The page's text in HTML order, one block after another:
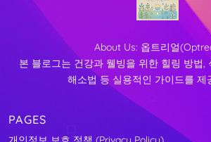
About Us: 옵트리얼
본 블로그는 건강과 웰빙을 위한 힐링 방법,
해소법 등 실용적인 가이드를 제
PAGES